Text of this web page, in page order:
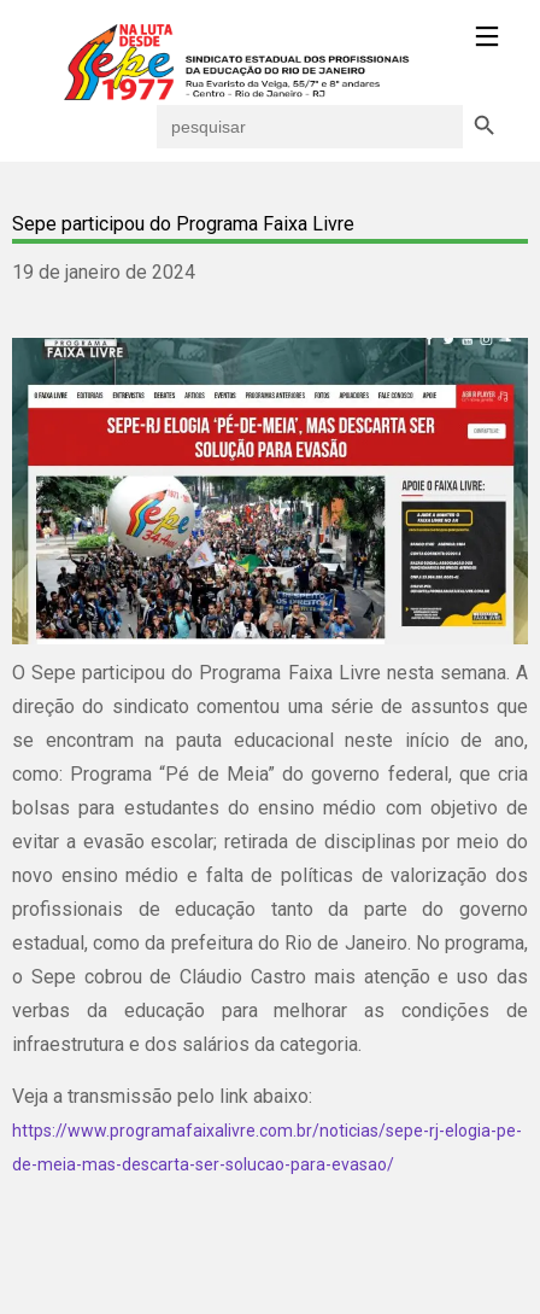
for:
Sepe participou do Programa Faixa Livre
19 de janeiro de 2024
O Sepe participou do Programa Faixa Livre nesta semana. A
direção do sindicato comentou uma série de assuntos que
se encontram na pauta educacional neste início de ano,
como: Programa “Pé de Meia” do governo federal, que cria
bolsas para estudantes do ensino médio com objetivo de
evitar a evasão escolar; retirada de disciplinas por meio do
novo ensino médio e falta de políticas de valorização dos
profissionais de educação tanto da parte do governo
estadual, como da prefeitura do Rio de Janeiro. No programa,
o Sepe cobrou de Cláudio Castro mais atenção e uso das
verbas da educação para melhorar as condições de
infraestrutura e dos salários da categoria.
Veja a transmissão pelo link abaixo:
https://www.programafaixalivre.com.br/noticias/sepe-rj-elogia-pe-
de-meia-mas-descarta-ser-solucao-para-evasao/